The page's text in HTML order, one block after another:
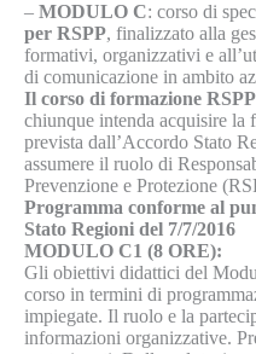
– MODULO C: corso di
per RSPP, finalizzato alla
formativi, organizzativi e
di comunicazione in ambito
Il corso di formazione
chiunque intenda acquisire la
prevista dall’Accordo Stato
assumere il ruolo di
Prevenzione e Protezione
Programma conforme al
Stato Regioni del 7/7/2016
MODULO C1 (8 ORE):
Gli obiettivi didattici del
corso in termini di
impiegate. Il ruolo e la
informazioni organizzative.